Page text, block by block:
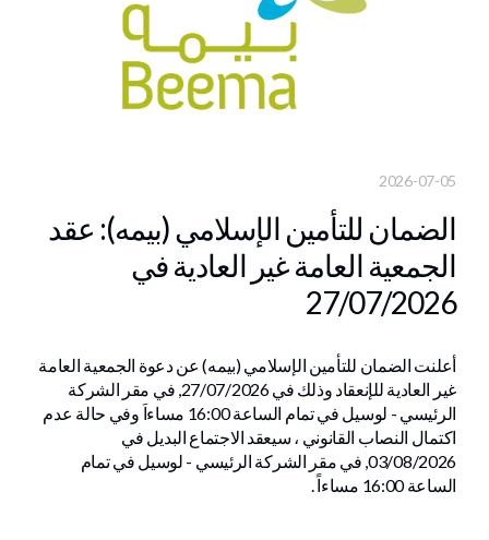
2026-07-05
الضمان للتأمين الإسلامي (بيمه): عقد
الجمعية العامة غير العادية في
27/07/2026
أعلنت الضمان للتأمين الإسلامي (بيمه) عن دعوة الجمعية العامة
غير العادية للإنعقاد وذلك في 27/07/2026, في مقر الشركة
الرئيسي - لوسيل في تمام الساعة 16:00 مساءاَ وفي حالة عدم
اكتمال النصاب القانوني ، سيعقد الاجتماع البديل في
03/08/2026, في مقر الشركة الرئيسي - لوسيل
في تمام
الساعة16:00 مساءاً .